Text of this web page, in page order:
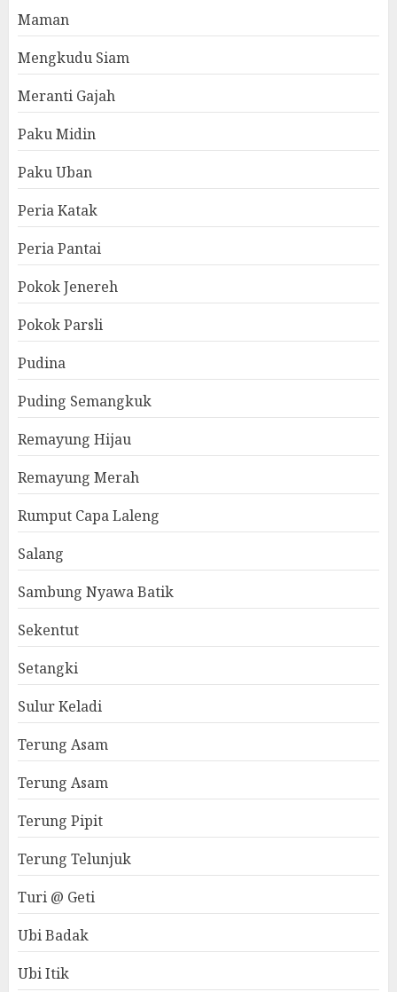
Maman
Mengkudu Siam
Meranti Gajah
Paku Midin
Paku Uban
Peria Katak
Peria Pantai
Pokok Jenereh
Pokok Parsli
Pudina
Puding Semangkuk
Remayung Hijau
Remayung Merah
Rumput Capa Laleng
Salang
Sambung Nyawa Batik
Sekentut
Setangki
Sulur Keladi
Terung Asam
Terung Asam
Terung Pipit
Terung Telunjuk
Turi @ Geti
Ubi Badak
Ubi Itik